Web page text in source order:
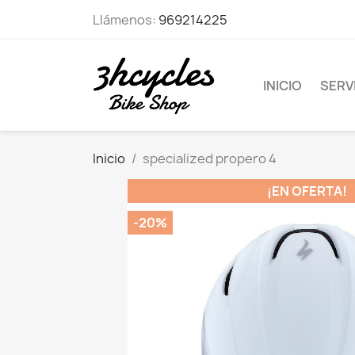
Llámenos: 969214225
INICIO
Inicio
specialized propero 4
¡EN OFERTA!
-20%